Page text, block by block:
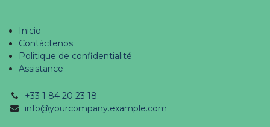
Inicio
Contáctenos
Politique de confidentialité
Assistance
+33 1 84 20 23 18
info@yourcompany.example.com